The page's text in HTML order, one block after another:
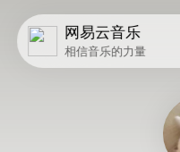
网易云音乐
相信音乐的力量